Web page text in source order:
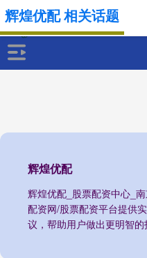
辉煌优配
辉煌优配_股票配资中心_
配资网/股票配资平台提供
议，帮助用户做出更明智的
辉煌优配 相关话题